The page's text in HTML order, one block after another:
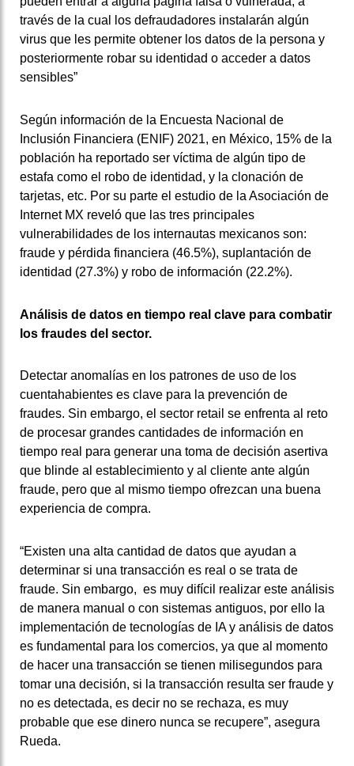
través de la cual los defraudadores instalarán algún
virus que les permite obtener los datos de la persona y
posteriormente robar su identidad o acceder a datos
sensibles”
Según información de la Encuesta Nacional de
Inclusión Financiera (ENIF) 2021, en México, 15% de la
población ha reportado ser víctima de algún tipo de
estafa como el robo de identidad, y la clonación de
tarjetas, etc. Por su parte el estudio de la Asociación de
Internet MX reveló que las tres principales
vulnerabilidades de los internautas mexicanos son:
fraude y pérdida financiera (46.5%), suplantación de
identidad (27.3%) y robo de información (22.2%).
Análisis de datos en tiempo real clave para combatir
los fraudes del sector.
Detectar anomalías en los patrones de uso de los
cuentahabientes es clave para la prevención de
fraudes. Sin embargo, el sector retail se enfrenta al reto
de procesar grandes cantidades de información en
tiempo real para generar una toma de decisión asertiva
que blinde al establecimiento y al cliente ante algún
fraude, pero que al mismo tiempo ofrezcan una buena
experiencia de compra.
“Existen una alta cantidad de datos que ayudan a
determinar si una transacción es real o se trata de
fraude. Sin embargo, es muy difícil realizar este análisis
de manera manual o con sistemas antiguos, por ello la
implementación de tecnologías de IA y análisis de datos
es fundamental para los comercios, ya que al momento
de hacer una transacción se tienen milisegundos para
tomar una decisión, si la transacción resulta ser fraude y
no es detectada, es decir no se rechaza, es muy
probable que ese dinero nunca se recupere”, asegura
Rueda.